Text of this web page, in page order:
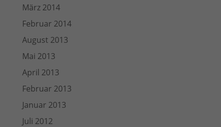
März 2014
Februar 2014
August 2013
Mai 2013
April 2013
Februar 2013
Januar 2013
Juli 2012